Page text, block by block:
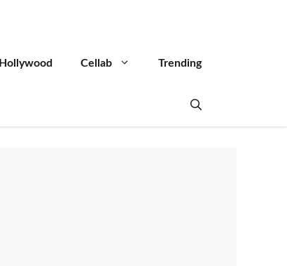
Hollywood Cellab Trending